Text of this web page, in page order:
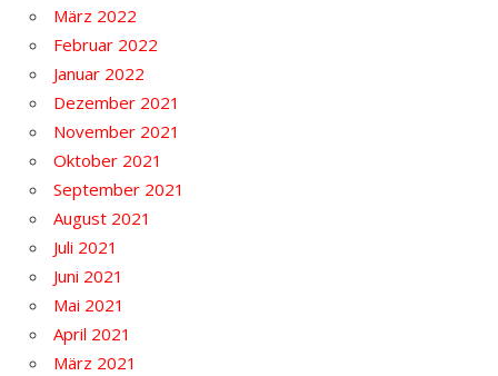
März 2022
Februar 2022
Januar 2022
Dezember 2021
November 2021
Oktober 2021
September 2021
August 2021
Juli 2021
Juni 2021
Mai 2021
April 2021
März 2021